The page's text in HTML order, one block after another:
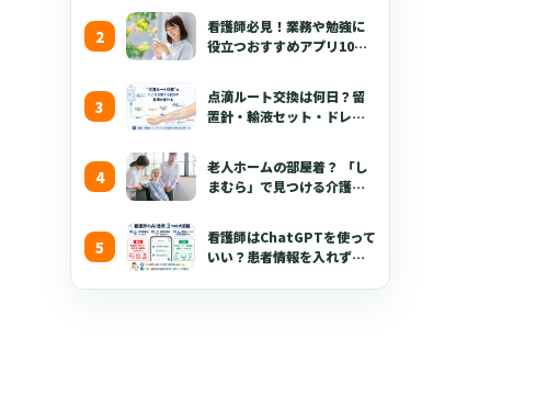
看護師必見！業務や勉強に
役立つおすすめアプリ10選
点滴ルート交換は何日？留
置針・輸液セット・ドレッ
【2026年版】
老人ホームの部屋着？ 「し
まむら」で見つける介護職
看護師はChatGPTを使って
いい？患者情報を入れずに